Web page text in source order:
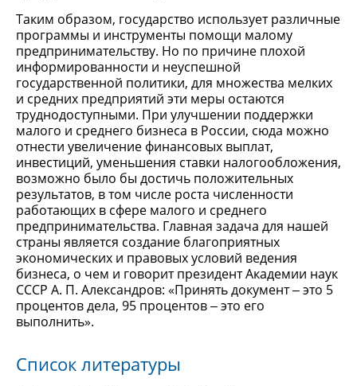
Таким образом, государство использует различные
программы и инструменты помощи малому
предпринимательству. Но по причине плохой
информированности и неуспешной
государственной политики, для множества мелких
и средних предприятий эти меры остаются
труднодоступными. При улучшении поддержки
малого и среднего бизнеса в России, сюда можно
отнести увеличение финансовых выплат,
инвестиций, уменьшения ставки налогообложения,
возможно было бы достичь положительных
результатов, в том числе роста численности
работающих в сфере малого и среднего
предпринимательства. Главная задача для нашей
страны является создание благоприятных
экономических и правовых условий ведения
бизнеса, о чем и говорит президент Академии наук
СССР А. П. Александров: «Принять документ ‒ это 5
процентов дела, 95 процентов ‒ это его
выполнить».
Список литературы